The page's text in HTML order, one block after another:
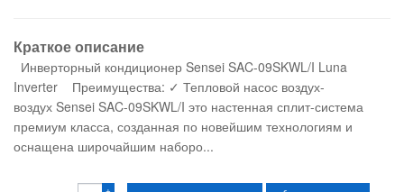
Краткое описание
Инверторный кондиционер Sensei SAC-09SKWL/I Luna
Inverter Преимущества: ✓ Тепловой насос воздух-
воздух Sensei SAC-09SKWL/I это настенная сплит-система
премиум класса, созданная по новейшим технологиям и
оснащена широчайшим наборо...